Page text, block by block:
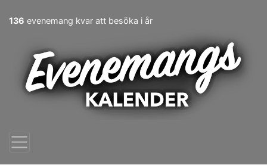
136 evenemang kvar att besöka i år